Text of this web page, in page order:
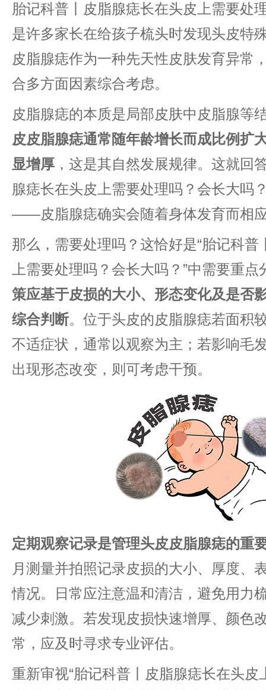
胎记科普丨皮脂腺痣长在头皮上需要处
是许多家长在给孩子梳头时发现头皮特
皮脂腺痣作为一种先天性皮肤发育异常
合多方面因素综合考虑。
皮脂腺痣的本质是局部皮肤中皮脂腺等
皮皮脂腺痣通常随年龄增长而成比例扩
显增厚​ ，这是其自然发展规律。这就回
腺痣长在头皮上需要处理吗？会长大吗
——皮脂腺痣确实会随着身体发育而相
那么，需要处理吗？这恰好是“胎记科普
上需要处理吗？会长大吗？”中需要重
策应基于皮损的大小、形态变化及是否
综合判断​。位于头皮的皮脂腺痣若面积
不适症状，通常以观察为主；若影响毛
出现形态改变，则可考虑干预。
定期观察记录是管理头皮皮脂腺痣的重
月测量并拍照记录皮损的大小、厚度、
情况。日常应注意温和清洁，避免用力
减少刺激。若发现皮损快速增厚、颜色
常，应及时寻求专业评估。
重新审视“胎记科普丨皮脂腺痣长在头皮